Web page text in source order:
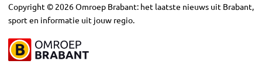
Copyright © 2026Omroep Brabant: het laatste nieuws uit Brabant,
sport en informatie uit jouw regio.